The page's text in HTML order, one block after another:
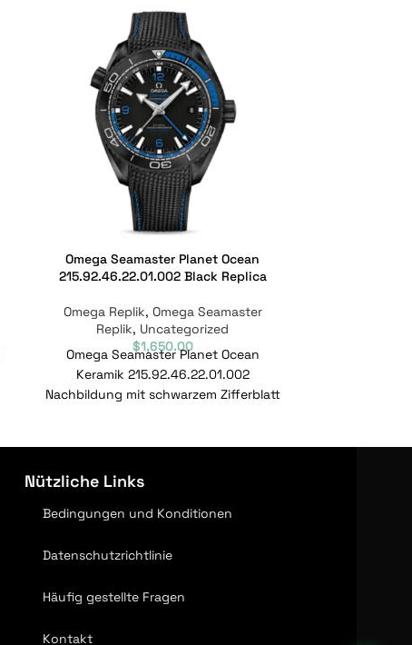
Omega Seamaster Planet Ocean
215.92.46.22.01.002 Black Replica
Omega Replik, Omega Seamaster
Replik, Uncategorized
$1,650.00
Omega Seamaster Planet Ocean
Keramik 215.92.46.22.01.002
Nachbildung mit schwarzem Zifferblatt
Nützliche Links
Bedingungen und Konditionen
Datenschutzrichtlinie
Häufig gestellte Fragen
Kontakt